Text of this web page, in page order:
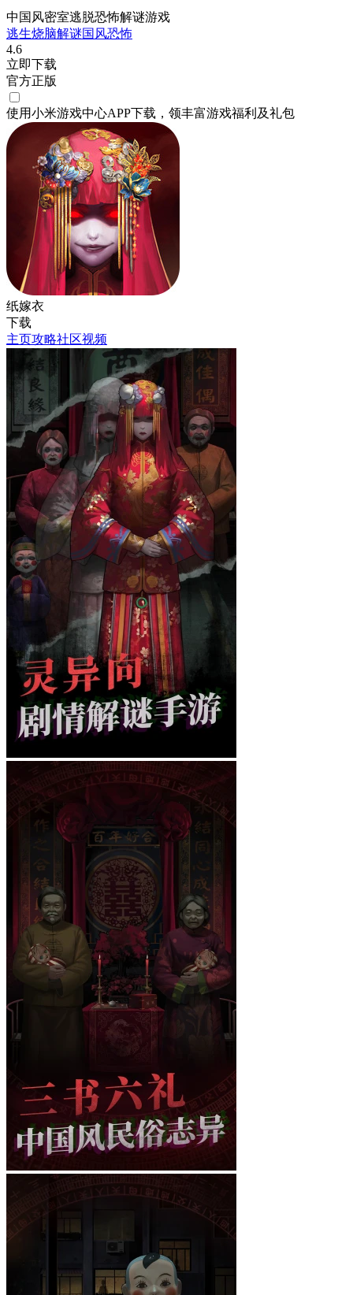
中国风密室逃脱恐怖解谜游戏
逃生烧脑解谜国风恐怖
4.6
立即下载
官方正版
使用小米游戏中心APP下载 ，领丰富游戏福利 及礼包
纸嫁衣
下载
主页攻略社区视频